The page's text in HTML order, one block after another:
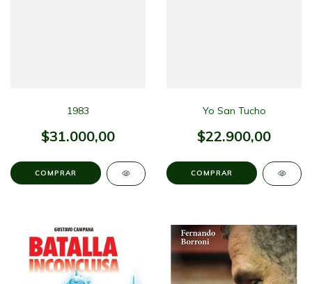
1983
$31.000,00
Yo San Tucho
$22.900,00